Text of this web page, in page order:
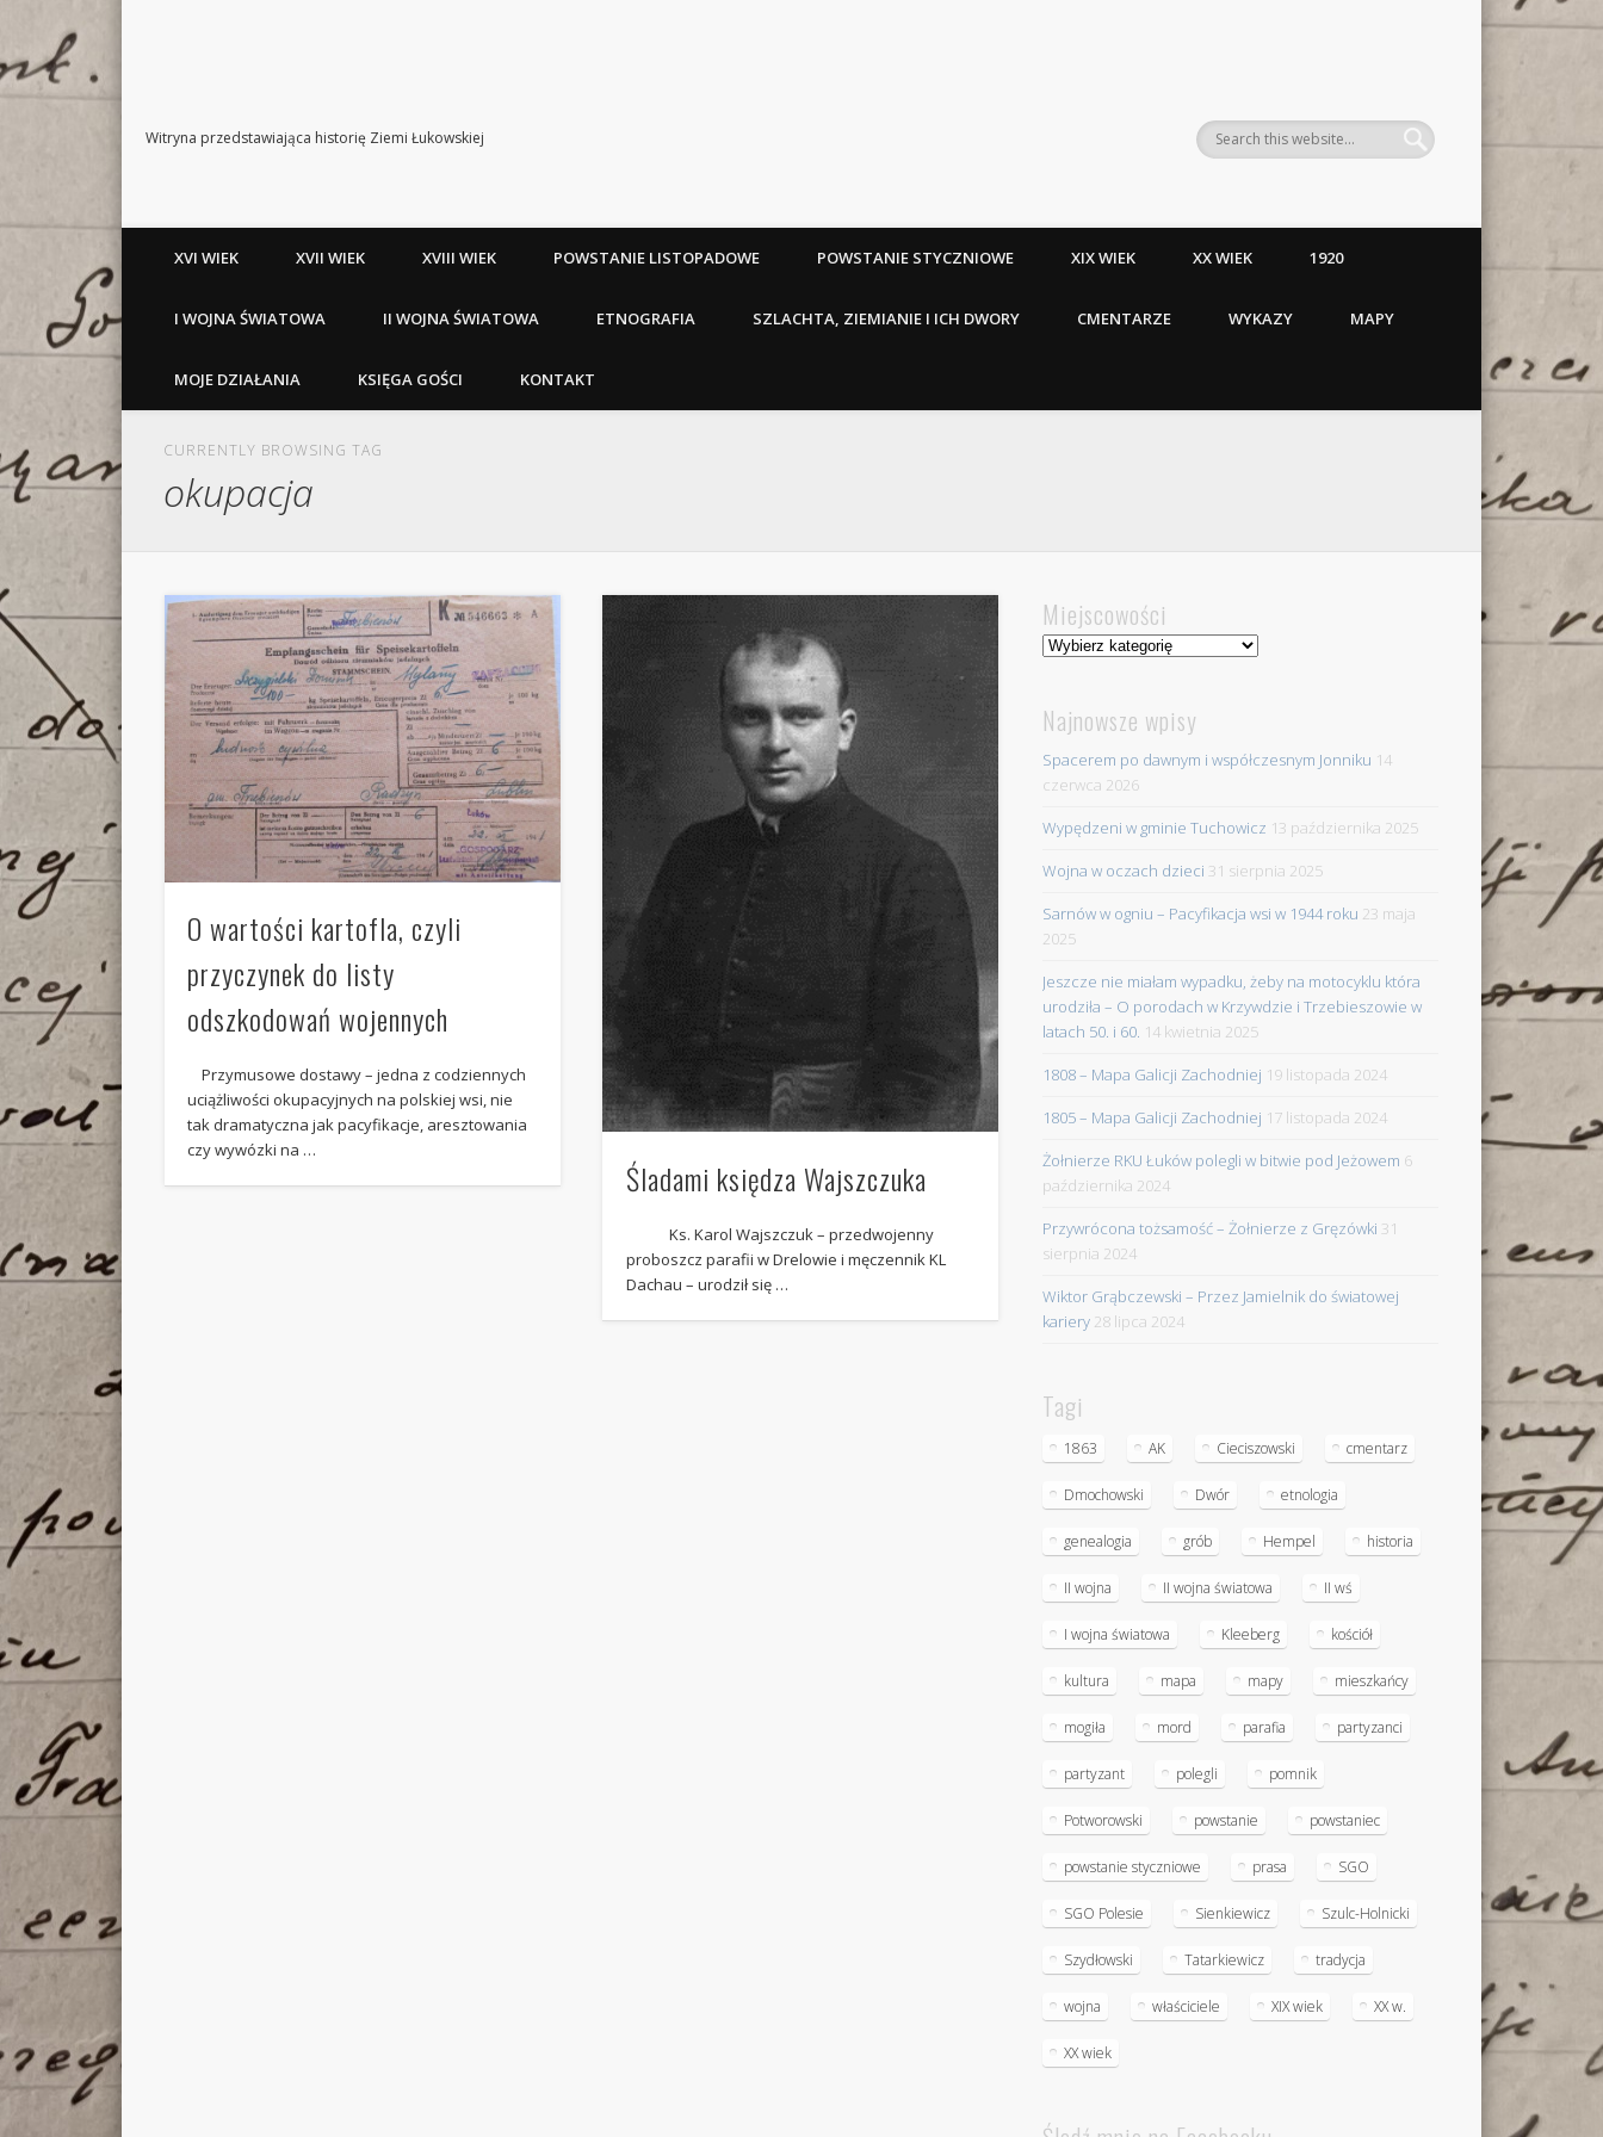
Witryna przedstawiająca historię Ziemi Łukowskiej
XVI WIEK XVII WIEK XVIII WIEK POWSTANIE LISTOPADOWE POWSTANIE STYCZNIOWE XIX WIEK XX WIEK 1920
I WOJNA ŚWIATOWA II WOJNA ŚWIATOWA ETNOGRAFIA SZLACHTA, ZIEMIANIE I ICH DWORY CMENTARZE WYKAZY MAPY
MOJE DZIAŁANIA KSIĘGA GOŚCI KONTAKT
CURRENTLY BROWSING TAG
okupacja
O wartości kartofla, czyli
przyczynek do listy
odszkodowań wojennych
Przymusowe dostawy – jedna z codziennych
uciążliwości okupacyjnych na polskiej wsi, nie
tak dramatyczna jak pacyfikacje, aresztowania
czy wywózki na …
Śladami księdza Wajszczuka
Ks. Karol Wajszczuk – przedwojenny
proboszcz parafii w Drelowie i męczennik KL
Dachau – urodził się …
Miejscowości
Miejscowości
Najnowsze wpisy
Spacerem po dawnym i współczesnym Jonniku 14
czerwca 2026
Wypędzeni w gminie Tuchowicz 13 października 2025
Wojna w oczach dzieci 31 sierpnia 2025
Sarnów w ogniu – Pacyfikacja wsi w 1944 roku 23 maja
2025
Jeszcze nie miałam wypadku, żeby na motocyklu która
urodziła – O porodach w Krzywdzie i Trzebieszowie w
latach 50. i 60. 14 kwietnia 2025
1808 – Mapa Galicji Zachodniej 19 listopada 2024
1805 – Mapa Galicji Zachodniej 17 listopada 2024
Żołnierze RKU Łuków polegli w bitwie pod Jeżowem 6
października 2024
Przywrócona tożsamość – Żołnierze z Gręzówki 31
sierpnia 2024
Wiktor Grąbczewski – Przez Jamielnik do światowej
kariery 28 lipca 2024
Tagi
1863 AK Cieciszowski cmentarz
Dmochowski Dwór etnologia
genealogia grób Hempel historia
II wojna II wojna światowa II wś
I wojna światowa Kleeberg kościół
kultura mapa mapy mieszkańcy
mogiła mord parafia partyzanci
partyzant polegli pomnik
Potworowski powstanie powstaniec
powstanie styczniowe prasa SGO
SGO Polesie Sienkiewicz Szulc-Holnicki
Szydłowski Tatarkiewicz tradycja
wojna właściciele XIX wiek XX w.
XX wiek